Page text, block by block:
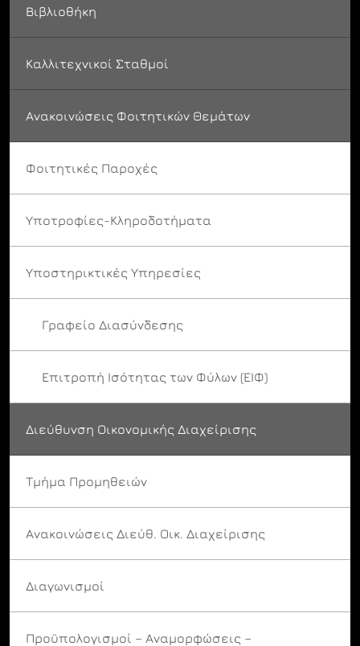
Βιβλιοθήκη
Καλλιτεχνικοί Σταθμοί
Ανακοινώσεις Φοιτητικών Θεμάτων
Φοιτητικές Παροχές
Υποτροφίες-Κληροδοτήματα
Υποστηρικτικές Υπηρεσίες
Γραφείο Διασύνδεσης
Επιτροπή Ισότητας των Φύλων (ΕΙΦ)
Διεύθυνση Οικονομικής Διαχείρισης
Τμήμα Προμηθειών
Ανακοινώσεις Διεύθ. Οικ. Διαχείρισης
Διαγωνισμοί
Προϋπολογισμοί – Αναμορφώσεις –